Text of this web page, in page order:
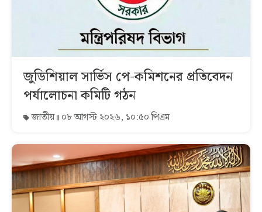
জুডিশিয়াল সার্ভিস পে-কমিশনের প্রতিবেদন
পর্যালোচনা কমিটি গঠন
জাতীয় ০৮ আগস্ট ২০২৬, ১০:৫০ পিএম